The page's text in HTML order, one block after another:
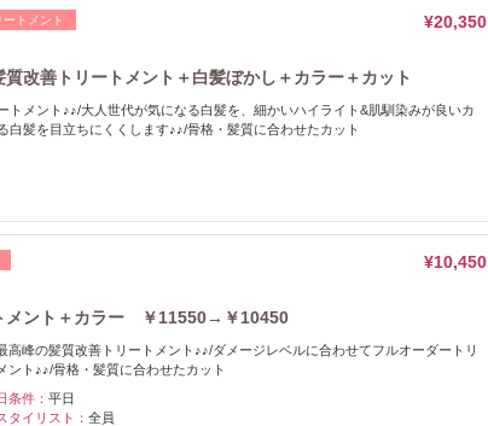
ートメント ¥20,350
質改善トリートメント＋白髪ぼかし＋カラー＋カット
トメント♪♪/大人世代が気になる白髪を、細かいハイライト&肌馴染みが良いカ
白髪を目立ちにくくします♪♪/骨格・髪質に合わせたカット
¥10,450
メント＋カラー ￥11550→￥10450
高峰の髪質改善トリートメント♪♪/ダメージレベルに合わせてフルオーダートリ
ント♪♪/骨格・髪質に合わせたカット
条件： 平日
タイリスト： 全員